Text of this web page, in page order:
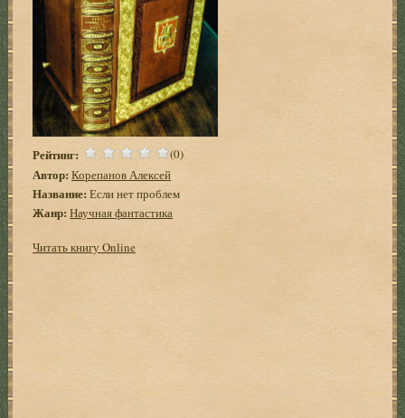
Рейтинг: (0)
Автор: Корепанов Алексей
Название: Если нет проблем
Жанр: Научная фантастика
Читать книгу Online